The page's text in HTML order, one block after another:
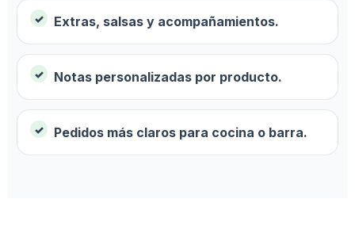
Extras, salsas y acompañamientos.
Notas personalizadas por producto.
Pedidos más claros para cocina o barra.